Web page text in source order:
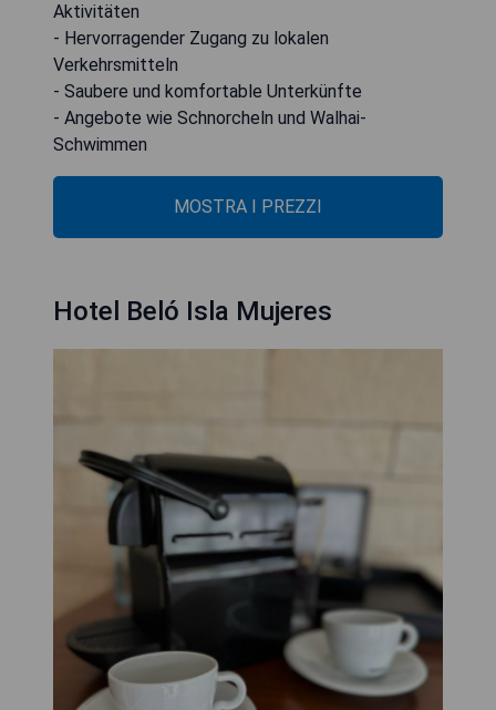
Aktivitäten
- Hervorragender Zugang zu lokalen
Verkehrsmitteln
- Saubere und komfortable Unterkünfte
- Angebote wie Schnorcheln und Walhai-
Schwimmen
MOSTRA I PREZZI
Hotel Beló Isla Mujeres